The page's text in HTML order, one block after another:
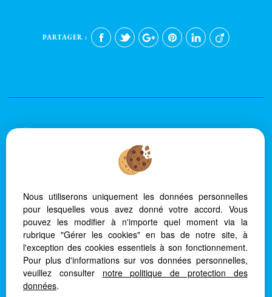
PARTAGER :
Afin de vous offrir un confort de lecture permanent, depuis votre PC, votre
tablette ou votre smartphone, notre site s'adapte automatiquement aux
différents types d'écrans
Logiciel immo
Création site immobilier
Référencement immobilier
Nous utiliserons uniquement les données personnelles
pour lesquelles vous avez donné votre accord. Vous
pouvez les modifier à n'importe quel moment via la
rubrique "Gérer les cookies" en bas de notre site, à
l'exception des cookies essentiels à son fonctionnement.
Pour plus d'informations sur vos données personnelles,
veuillez consulter notre politique de protection des
données.